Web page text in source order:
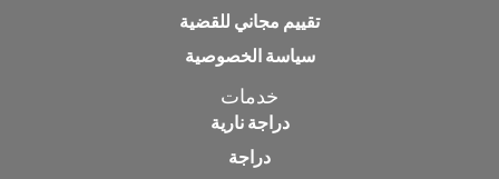
تقييم مجاني للقضية
سياسة الخصوصية
خدمات
دراجة نارية
دراجة